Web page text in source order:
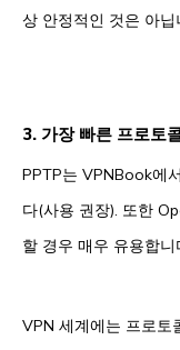
상 안정적인 것은 아닙
3. 가장 빠른 프로토
PPTP는 VPNBook에
다(사용 권장). 또한
할 경우 매우 유용합니
VPN 세계에는 프로토